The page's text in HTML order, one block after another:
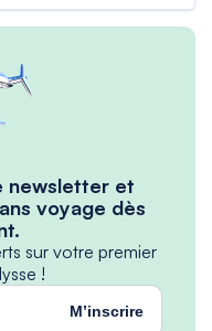
newsletter et
voyage dès
sur votre premier
!
M’inscrire